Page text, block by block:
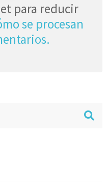
para reducir
se procesan